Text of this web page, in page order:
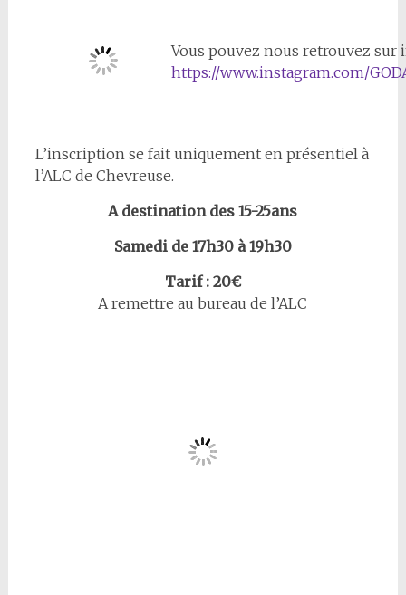
Vous pouvez nous retrouvez sur
https://www.instagram.com/
L’inscription se fait uniquement en présentiel à
l’ALC de Chevreuse.
A destination des 15-25ans
Samedi de 17h30 à 19h30
Tarif : 20€
A remettre au bureau de l’ALC